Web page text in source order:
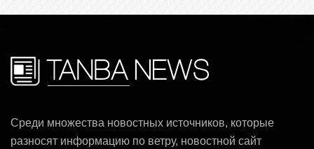
Среди множества новостных источников, которые
разносят информацию по ветру, новостной сайт